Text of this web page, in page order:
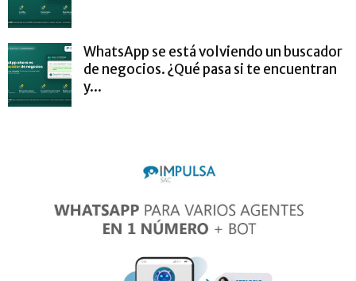
WhatsApp se está volviendo un buscador
de negocios. ¿Qué pasa si te encuentran
y...